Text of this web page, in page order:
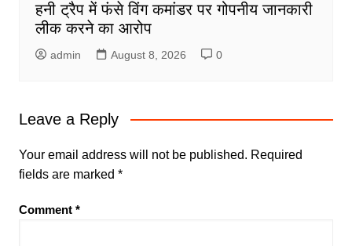
हनी ट्रैप में फंसे विंग कमांडर पर गोपनीय जानकारी
लीक करने का आरोप
admin August 8, 2026 0
Leave a Reply
Your email address will not be published. Required
fields are marked *
Comment *